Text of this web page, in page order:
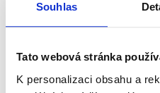
Souhlas
Tato webová stránka
K personalizaci obsahu a